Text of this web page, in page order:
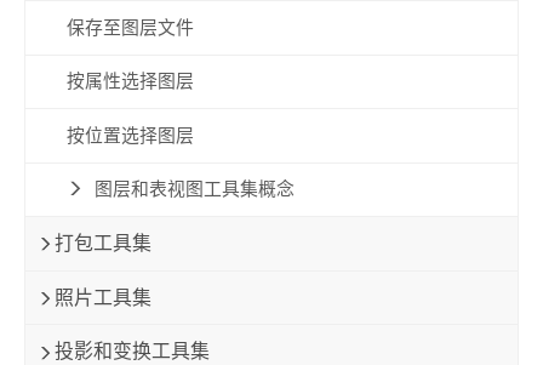
保存至图层文件
按属性选择图层
按位置选择图层
图层和表视图工具集概念
打包工具集
照片工具集
投影和变换工具集